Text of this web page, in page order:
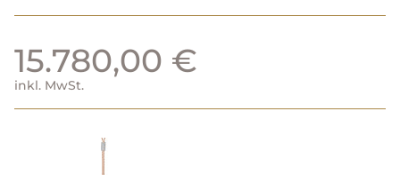
15.780,00 €
inkl. MwSt.